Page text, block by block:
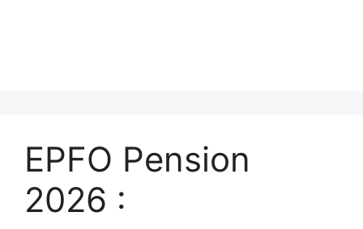
EPFO Pension
2026 :